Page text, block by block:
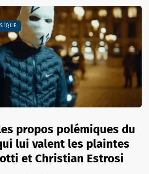
propos polémiques du
lui valent les plaintes
et Christian Estrosi